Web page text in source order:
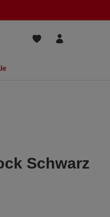
Schwarz